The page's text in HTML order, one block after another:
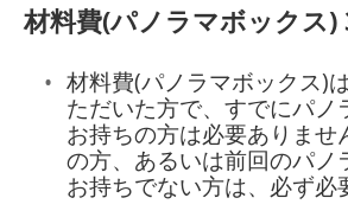
材料費(パノラマボックス)
材料費(パノラマボックス)
ただいた方で、すでにパノ
お持ちの方は必要ありませ
の方、あるいは前回のパノ
お持ちでない方は、必ず必